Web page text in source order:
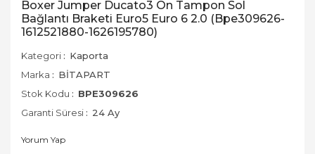
Boxer Jumper Ducato3 Ön Tampon Sol
Bağlantı Braketi Euro5 Euro 6 2.0 (Bpe309626-
1612521880-1626195780)
Kategori
Kaporta
Marka
BİTAPART
Stok Kodu
BPE309626
Garanti Süresi
24 Ay
Yorum Yap